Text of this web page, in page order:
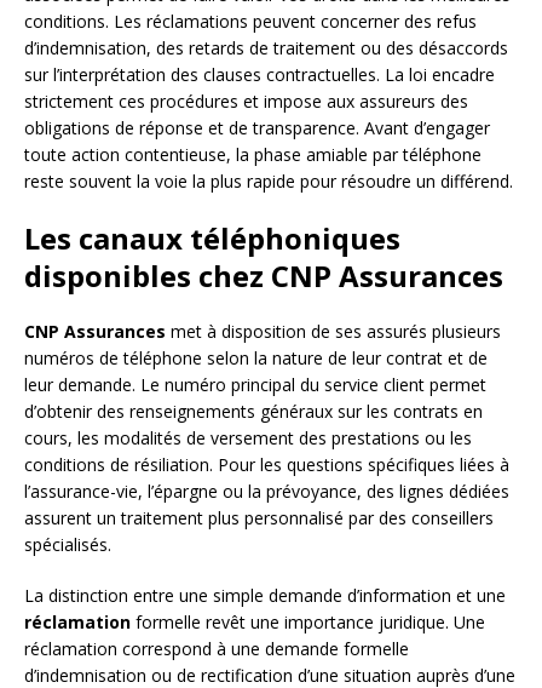
conditions. Les réclamations peuvent concerner des refus
d’indemnisation, des retards de traitement ou des désaccords
sur l’interprétation des clauses contractuelles. La loi encadre
strictement ces procédures et impose aux assureurs des
obligations de réponse et de transparence. Avant d’engager
toute action contentieuse, la phase amiable par téléphone
reste souvent la voie la plus rapide pour résoudre un différend.
Les canaux téléphoniques
disponibles chez CNP Assurances
CNP Assurances met à disposition de ses assurés plusieurs
numéros de téléphone selon la nature de leur contrat et de
leur demande. Le numéro principal du service client permet
d’obtenir des renseignements généraux sur les contrats en
cours, les modalités de versement des prestations ou les
conditions de résiliation. Pour les questions spécifiques liées à
l’assurance-vie, l’épargne ou la prévoyance, des lignes dédiées
assurent un traitement plus personnalisé par des conseillers
spécialisés.
La distinction entre une simple demande d’information et une
réclamation formelle revêt une importance juridique. Une
réclamation correspond à une demande formelle
d’indemnisation ou de rectification d’une situation auprès d’une